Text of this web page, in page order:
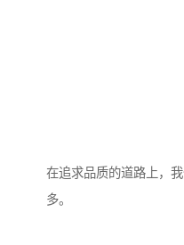
在追求品质的道路上，
多。